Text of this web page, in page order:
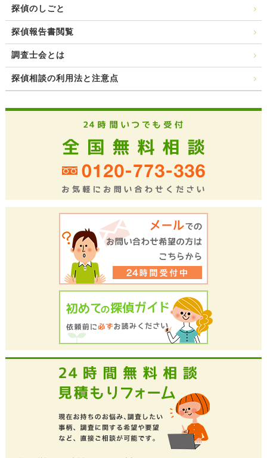
探偵のしごと
探偵報告書閲覧
調査士会とは
探偵相談の利用法と注意点